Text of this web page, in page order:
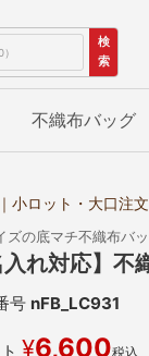
検
索
不織布バッグ
小ロット・大口注
ズの底マチ不織布バ
入れ対応】
号 nFB_LC931
¥6,600税込